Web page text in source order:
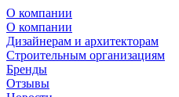
О компании
О компании
Дизайнерам и архитекторам
Строительным организациям
Бренды
Отзывы